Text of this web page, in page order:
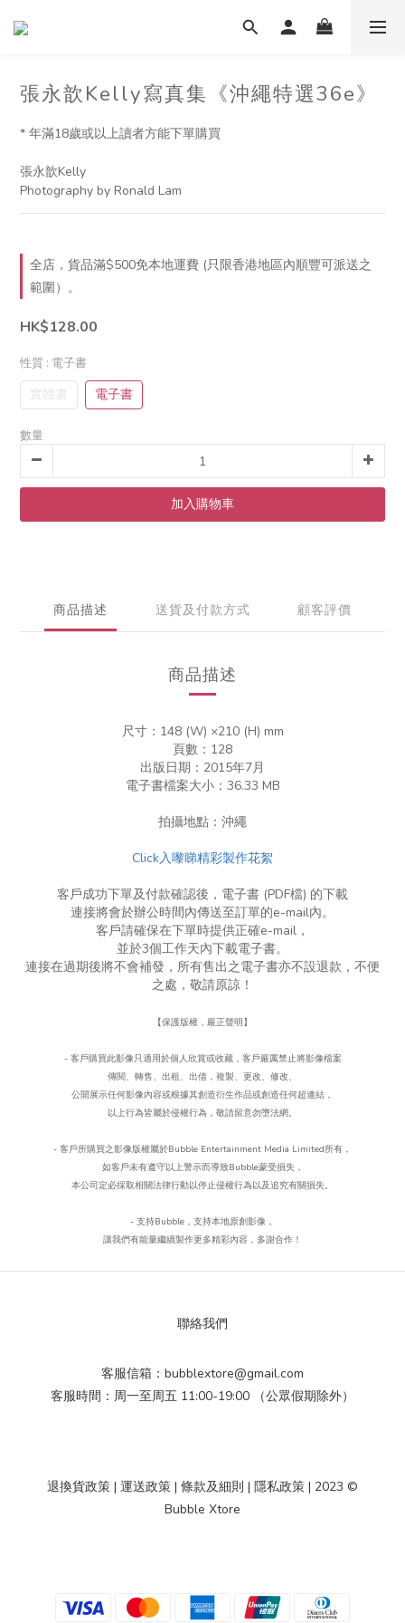
張永歆Kelly寫真集《沖繩特選36e》
* 年滿18歲或以上讀者方能下單購買
張永歆Kelly
Photography by Ronald Lam
全店，貨品滿$500免本地運費 (只限香港地區內順豐可派送之
範圍）。
HK$128.00
性質 : 電子書
實體書 電子書
數量
加入購物車
商品描述 送貨及付款方式 顧客評價
商品描述
尺寸：148 (W) ×210 (H) mm
頁數：128
出版日期：2015年7月
電子書檔案大小：︁36.33 MB
拍攝地點：沖繩
Click入嚟睇精彩製作花絮
客戶成功下單及付款確認後，電子書 (PDF檔) 的下載
連接將會於辦公時間內傳送至訂單的e-mail內。
客戶請確保在下單時提供正確e-mail，
並於3個工作天內下載電子書。
連接在過期後將不會補發，所有售出之電子書亦不設退款，不便
之處，敬請原諒！
【保護版權，嚴正聲明】
- 客戶購買此影像只適用於個人欣賞或收藏，客戶嚴厲禁止將影像檔案
傳閱、轉售、出租、出借，複製、更改、 修改、
公開展示任何影像內容或根據其創造衍生作品或創造任何超連結，
以上行為皆屬於侵權行為， 敬請留意勿墮法網。
- 客戶所購買之影像版權屬於Bubble Entertainment Media Limited所有，
如客戶未有遵守以上警示而導致Bubble蒙受損失，
本公司定必採取相關法律行動以停止侵權行為以及追究有關損失。
- 支持Bubble ， 支持本地原創影像，
讓我們有能量繼續製作更多精彩內容，多謝合作！
聯絡我們
客服信箱：bubblextore@gmail.com
客服時間：周一至周五 11:00-19:00 （公眾假期除外）
退換貨政策 | 運送政策 | 條款及細則 | 隱私政策 | 2023 ©
Bubble Xtore